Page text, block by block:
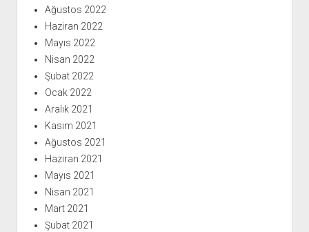
Ağustos 2022
Haziran 2022
Mayıs 2022
Nisan 2022
Şubat 2022
Ocak 2022
Aralık 2021
Kasım 2021
Ağustos 2021
Haziran 2021
Mayıs 2021
Nisan 2021
Mart 2021
Şubat 2021